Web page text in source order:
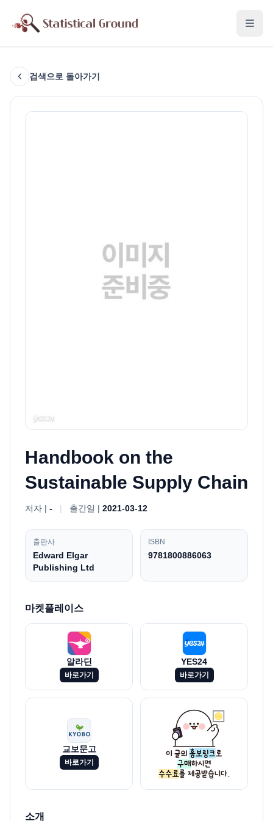
검색으로 돌아가기
Handbook on the
Sustainable Supply Chain
저자 | - | 출간일 | 2021-03-12
출판사
Edward Elgar
Publishing Ltd
ISBN
9781800886063
마켓플레이스
알라딘
바로가기
YES24
바로가기
교보문고
바로가기
소개